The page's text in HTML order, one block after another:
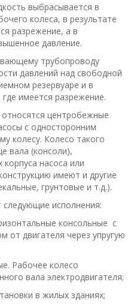
выбрасывается в
колеса, в результате
разрежение, а в
давление.
трубопроводу
давлений над свободной
резервуаре и в
имеется разрежение.
относятся центробежные
с односторонним
колесу. Колесо такого
вала (консоли),
насоса или
имеют и другие
грунтовые и т.д.).
исполнения:
консольные с
от двигателя через упругую
Рабочее колесо
вала электродвигателя;
в жилых зданиях;